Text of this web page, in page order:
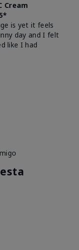
Cream
is yet it feels
day and I felt
like I had